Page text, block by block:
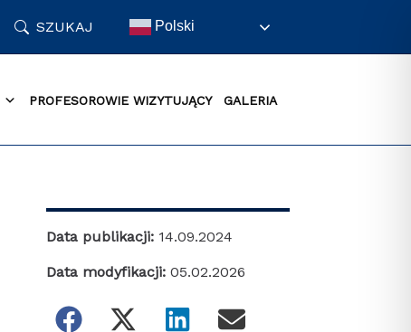
SZUKAJ Polski
PROFESOROWIE WIZYTUJĄCY GALERIA
Data publikacji: 14.09.2024
Data modyfikacji: 05.02.2026